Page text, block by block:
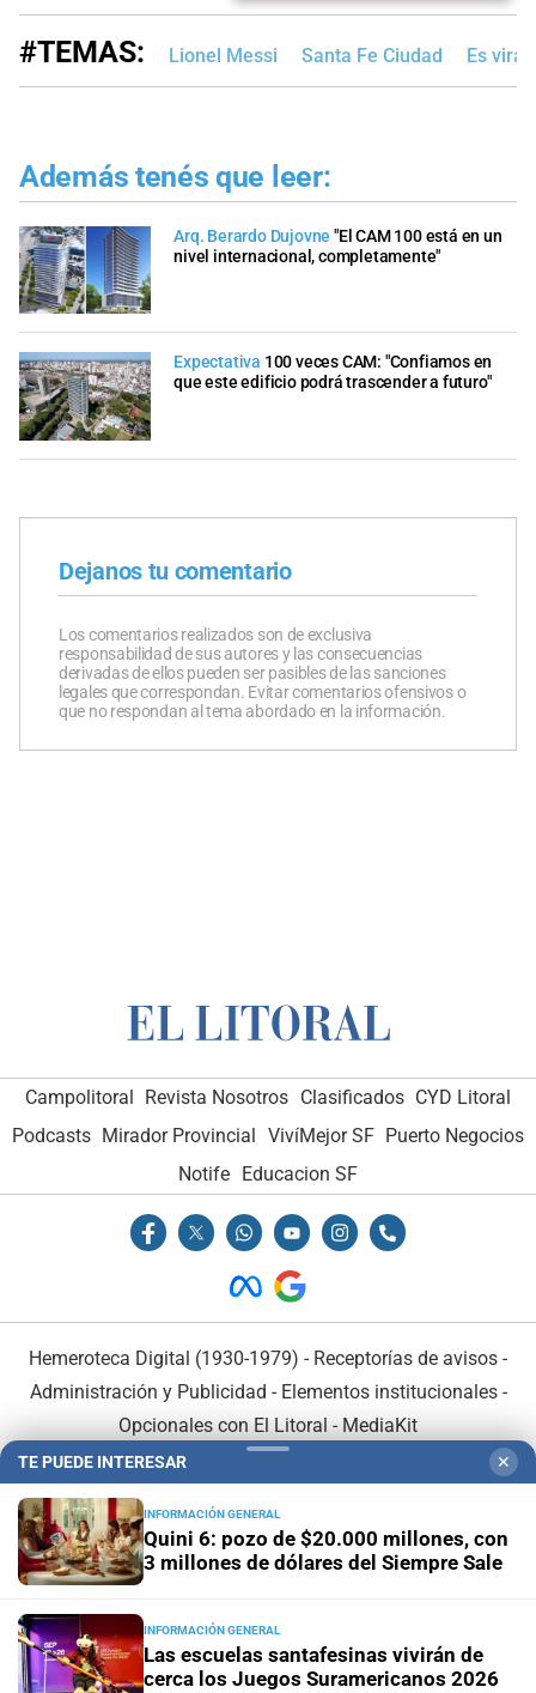
#TEMAS: Lionel Messi Santa Fe Ciudad Es viral
Además tenés que leer:
Arq. Berardo Dujovne "El CAM 100 está en un
nivel internacional, completamente"
Expectativa 100 veces CAM: "Confiamos en
que este edificio podrá trascender a futuro"
Dejanos tu comentario
Los comentarios realizados son de exclusiva
responsabilidad de sus autores y las consecuencias
derivadas de ellos pueden ser pasibles de las sanciones
legales que correspondan. Evitar comentarios ofensivos o
que no respondan al tema abordado en la información.
Campolitoral Revista Nosotros Clasificados CYD Litoral
Podcasts Mirador Provincial VivíMejor SF Puerto Negocios
Notife
Educacion SF
Hemeroteca Digital (1930-1979) - Receptorías de avisos -
Administración y Publicidad - Elementos institucionales-
Opcionales con El Litoral - MediaKit
En Asociación con:
TE PUEDE INTERESAR ✕
INFORMACIÓN GENERAL
Quini 6: pozo de $20.000 millones, con
3 millones de dólares del Siempre Sale
INFORMACIÓN GENERAL
Las escuelas santafesinas vivirán de
cerca los Juegos Suramericanos 2026